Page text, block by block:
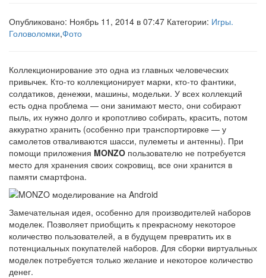
Опубликовано: Ноябрь 11, 2014 в 07:47 Категории: Игры.
Головоломки,Фото
Коллекционирование это одна из главных человеческих
привычек. Кто-то коллекционирует марки, кто-то фантики,
солдатиков, денежки, машины, модельки. У всех коллекций
есть одна проблема — они занимают место, они собирают
пыль, их нужно долго и кропотливо собирать, красить, потом
аккуратно хранить (особенно при транспортировке — у
самолетов отваливаются шасси, пулеметы и антенны). При
помощи приложения MONZO пользователю не потребуется
место для хранения своих сокровищ, все они хранится в
памяти смартфона.
Замечательная идея, особенно для производителей наборов
моделек. Позволяет приобщить к прекрасному некоторое
количество пользователей, а в будущем превратить их в
потенциальных покупателей наборов. Для сборки виртуальных
моделек потребуется только желание и некоторое количество
денег.